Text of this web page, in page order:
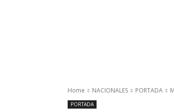
Home NACIONALES PORTADA
PORTADA